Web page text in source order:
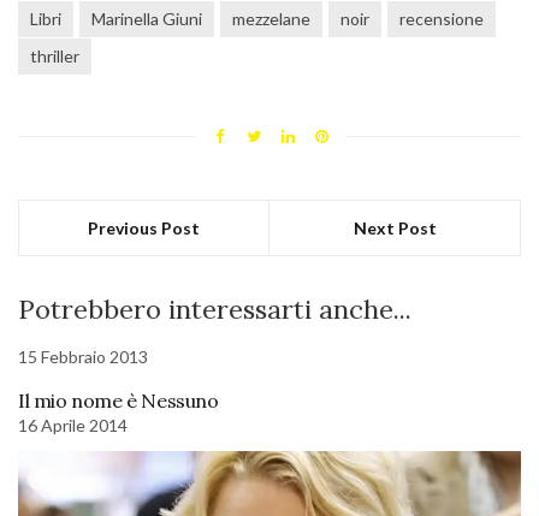
Libri Marinella Giuni mezzelane noir
recensione
thriller
Previous Post Next Post
Potrebbero interessarti anche...
15 Febbraio 2013
Il mio nome è Nessuno
16 Aprile 2014